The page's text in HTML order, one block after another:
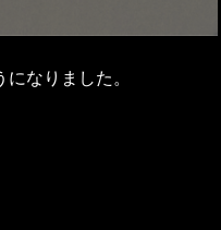
なりました。